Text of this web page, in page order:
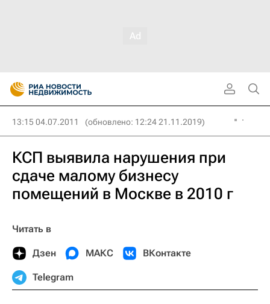
13:15 04.07.2011 (обновлено: 12:24 21.11.2019)
КСП выявила нарушения при
сдаче малому бизнесу
помещений в Москве в 2010 г
Читать в
Дзен МАКС ВКонтакте
Telegram